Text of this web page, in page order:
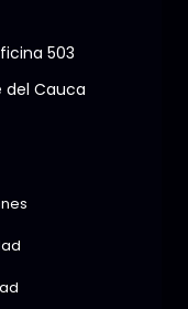
503
del Cauca